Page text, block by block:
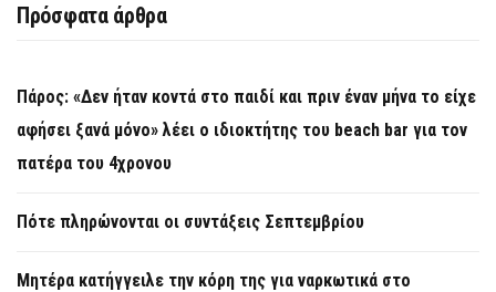
Πρόσφατα άρθρα
Πάρος: «Δεν ήταν κοντά στο παιδί και πριν έναν μήνα το είχε
αφήσει ξανά μόνο» λέει ο ιδιοκτήτης του beach bar για τον
πατέρα του 4χρονου
Πότε πληρώνονται οι συντάξεις Σεπτεμβρίου
Μητέρα κατήγγειλε την κόρη της για ναρκωτικά στο